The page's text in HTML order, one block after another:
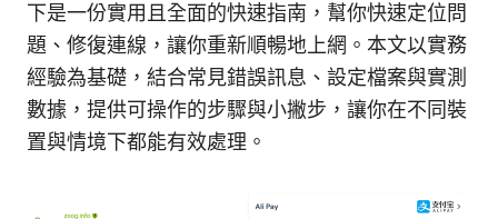
下是一份實用且全面的快速指南，幫你快速定位問
題、修復連線，讓你重新順暢地上網。本文以實務
經驗為基礎，結合常見錯誤訊息、設定檔案與實測
數據，提供可操作的步驟與小撇步，讓你在不同裝
置與情境下都能有效處理。